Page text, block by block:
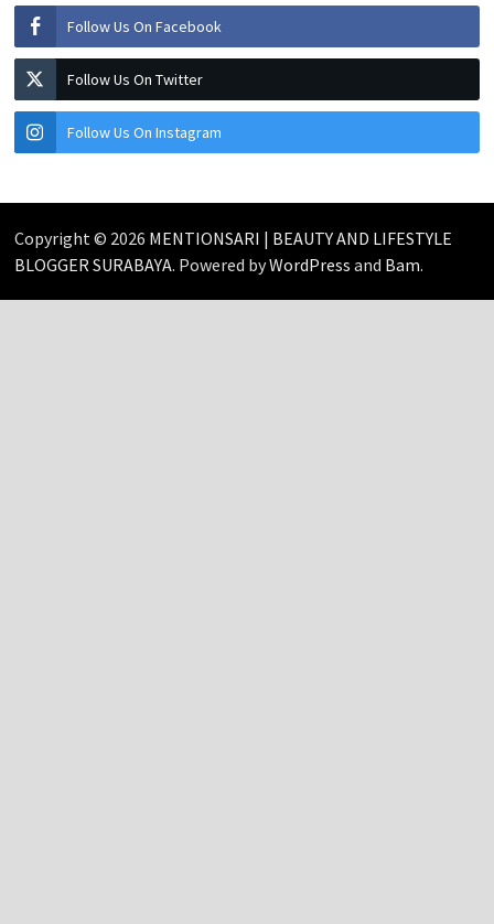
Follow Us On Facebook
Follow Us On Twitter
Follow Us On Instagram
Copyright © 2026 MENTIONSARI | BEAUTY AND LIFESTYLE
BLOGGER SURABAYA. Powered byWordPress and Bam.